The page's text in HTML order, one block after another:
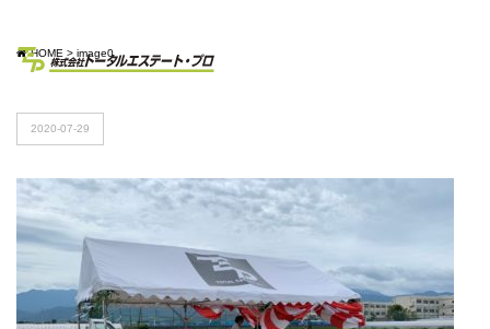
HOME > image0
2020-07-29